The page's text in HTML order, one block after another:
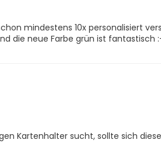
mindestens 10x personalisiert
die neue Farbe grün ist fantastisch
Kartenhalter sucht, sollte sich